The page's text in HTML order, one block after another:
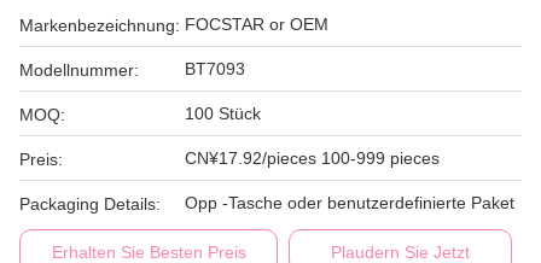
Markenbezeichnung: FOCSTAR or OEM
Modellnummer: BT7093
MOQ: 100 Stück
Preis: CN¥17.92/pieces 100-999 pieces
Packaging Details: Opp -Tasche oder benutzerdefinierte Paket
Erhalten Sie Besten Preis Plaudern Sie Jetzt